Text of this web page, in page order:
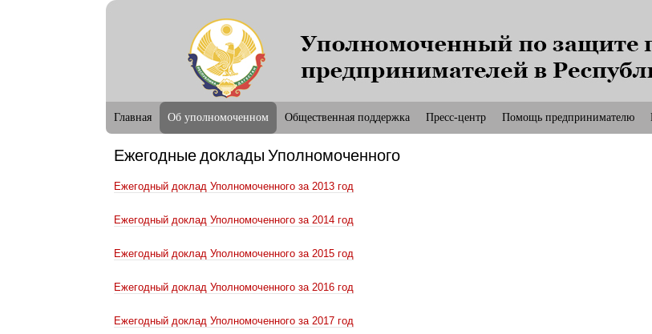
ПО
Главная Об уполномоченном Общественная поддержка Пресс-центр Помощь предпринимателю
Ежегодные доклады Уполномоченного
Ежегодный доклад Уполномоченного за 2013 год
Ежегодный доклад Уполномоченного за 2014 год
Ежегодный доклад Уполномоченного за 2015 год
Ежегодный доклад Уполномоченного за 2016 год
Ежегодный доклад Уполномоченного за 2017 год